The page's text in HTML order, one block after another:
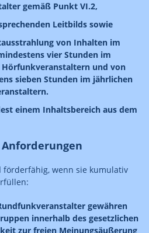
gemäß Punkt VI.2,
Leitbilds sowie
von Inhalten im
vier Stunden im
und von
sieben Stunden im jährlichen
einem Inhaltsbereich aus dem
wenn sie kumulativ
gewähren
innerhalb des gesetzlichen
zur freien Meinungsäußerung